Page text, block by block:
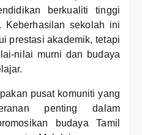
berkualiti tinggi
Keberhasilan sekolah ini
prestasi akademik, tetapi
nilai murni dan budaya
pusat komuniti yang
penting dalam
budaya Tamil